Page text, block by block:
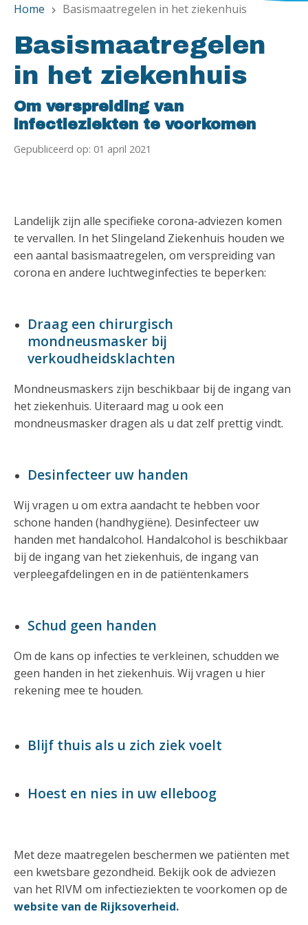
Home chevron_right Basismaatregelen in het ziekenhuis
Basismaatregelen
in het ziekenhuis
Om verspreiding van
infectieziekten te voorkomen
Gepubliceerd op: 01 april 2021
Landelijk zijn alle specifieke corona-adviezen komen
te vervallen. In het Slingeland Ziekenhuis houden we
een aantal basismaatregelen, om verspreiding van
corona en andere luchtweginfecties te beperken:
Draag een chirurgisch
mondneusmasker bij
verkoudheidsklachten
Mondneusmaskers zijn beschikbaar bij de ingang van
het ziekenhuis. Uiteraard mag u ook een
mondneusmasker dragen als u dat zelf prettig vindt.
Desinfecteer uw handen
Wij vragen u om extra aandacht te hebben voor
schone handen (handhygiëne). Desinfecteer uw
handen met handalcohol. Handalcohol is beschikbaar
bij de ingang van het ziekenhuis, de ingang van
verpleegafdelingen en in de patiëntenkamers
Schud geen handen
Om de kans op infecties te verkleinen, schudden we
geen handen in het ziekenhuis. Wij vragen u hier
rekening mee te houden.
Blijf thuis als u zich ziek voelt
Hoest en nies in uw elleboog
Met deze maatregelen beschermen we patiënten met
een kwetsbare gezondheid. Bekijk ook de adviezen
van het RIVM om infectieziekten te voorkomen op de
website van de Rijksoverheid.